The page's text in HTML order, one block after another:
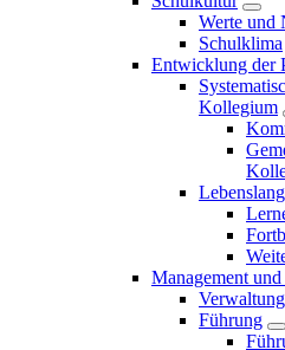
Werte und
Schulklima
Entwicklung der
Kollegium
Management
Führung